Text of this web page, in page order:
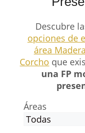
Descubre
opciones de
área
Corcho que
una FP
Áreas